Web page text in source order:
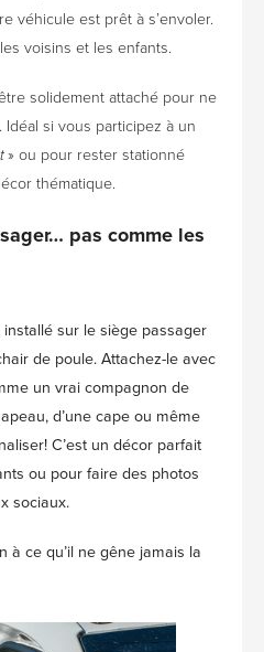
véhicule est prêt à s’envoler.
voisins et les enfants.
solidement attaché pour ne
si vous participez à un
» ou pour rester stationné
thématique.
pas comme les
installé sur le siège passager
de poule. Attachez-le avec
un vrai compagnon de
d’une cape ou même
C’est un décor parfait
ou pour faire des photos
sociaux.
à ce qu’il ne gêne jamais la